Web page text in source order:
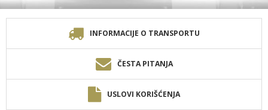
INFORMACIJE O TRANSPORTU
ČESTA PITANJA
USLOVI KORIŠĆENJA